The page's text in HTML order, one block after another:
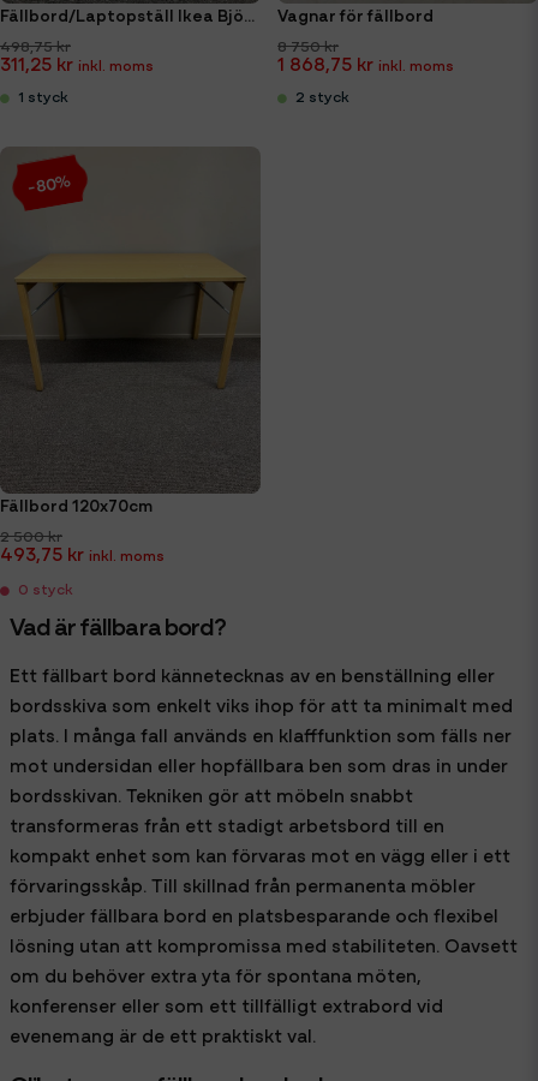
Fällbord/Laptopställ Ikea Björkåsen
498,75 kr
311,25 kr
1 styck
Vagnar för fällbord
8 750 kr
1 868,75 kr
2 styck
Fällbord 120x70cm
2 500 kr
493,75 kr
0 styck
-80%
Vad är fällbara bord?
Ett fällbart bord kännetecknas av en benställning eller
bordsskiva som enkelt viks ihop för att ta minimalt med
plats. I många fall används en klafffunktion som fälls ner
mot undersidan eller hopfällbara ben som dras in under
bordsskivan. Tekniken gör att möbeln snabbt
transformeras från ett stadigt arbetsbord till en
kompakt enhet som kan förvaras mot en vägg eller i ett
förvaringsskåp. Till skillnad från permanenta möbler
erbjuder fällbara bord en platsbesparande och flexibel
lösning utan att kompromissa med stabiliteten. Oavsett
om du behöver extra yta för spontana möten,
konferenser eller som ett tillfälligt extrabord vid
evenemang är de ett praktiskt val.